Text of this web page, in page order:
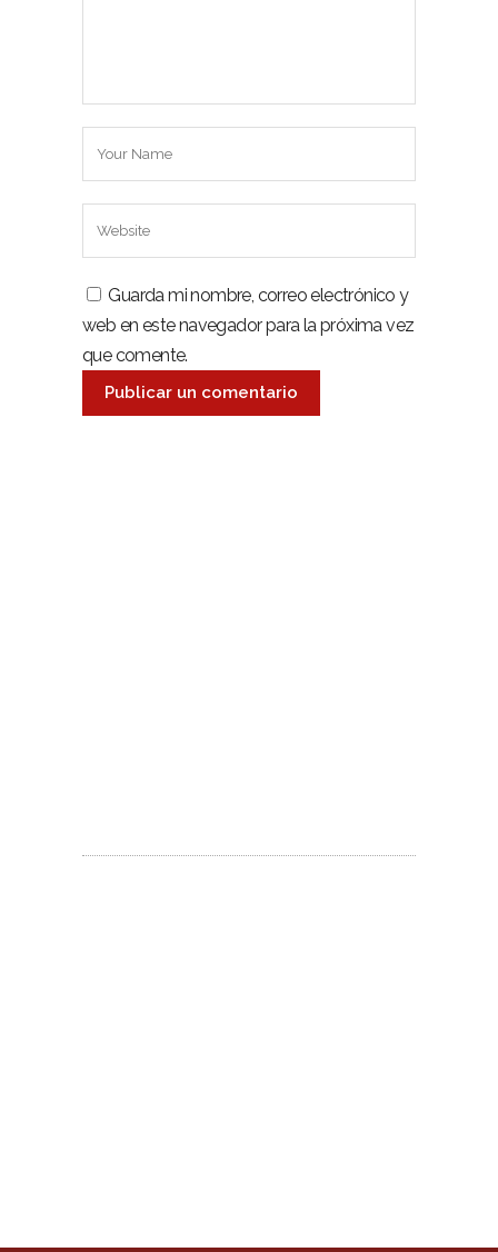
Guarda mi nombre, correo electrónico y
web en este navegador para la próxima vez
que comente.